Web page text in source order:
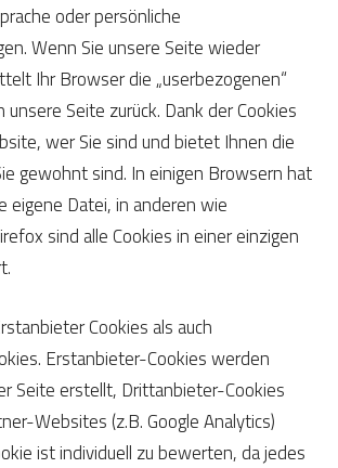
oder persönliche
Wenn Sie unsere Seite wieder
Ihr Browser die „userbezogenen“
Seite zurück. Dank der Cookies
wer Sie sind und bietet Ihnen die
gewohnt sind. In einigen Browsern hat
eigene Datei, in anderen wie
sind alle Cookies in einer einzigen
Cookies als auch
Erstanbieter-Cookies werden
Seite erstellt, Drittanbieter-Cookies
Websites (z.B. Google Analytics)
ist individuell zu bewerten, da jedes